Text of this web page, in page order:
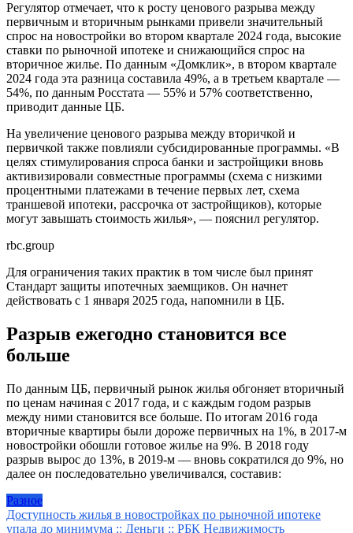
Регулятор отмечает, что к росту ценового разрыва между
первичным и вторичным рынками привели значительный
спрос на новостройки во втором квартале 2024 года, высокие
ставки по рыночной ипотеке и снижающийся спрос на
вторичное жилье. По данным «Домклик», в втором квартале
2024 года эта разница составила 49%, а в третьем квартале —
54%, по данным Росстата — 55% и 57% соответственно,
приводит данные ЦБ.
На увеличение ценового разрыва между вторичкой и
первичкой также повлияли субсидированные программы. «В
целях стимулирования спроса банки и застройщики вновь
активизировали совместные программы (схема с низкими
процентными платежами в течение первых лет, схема
траншевой ипотеки, рассрочка от застройщиков), которые
могут завышать стоимость жилья», — пояснил регулятор.
rbc.group
Для ограничения таких практик в том числе был принят
Стандарт защиты ипотечных заемщиков. Он начнет
действовать с 1 января 2025 года, напомнили в ЦБ.
Разрыв ежегодно становится все
больше
По данным ЦБ, первичный рынок жилья обгоняет вторичный
по ценам начиная с 2017 года, и с каждым годом разрыв
между ними становится все больше. По итогам 2016 года
вторичные квартиры были дороже первичных на 1%, в 2017-м
новостройки обошли готовое жилье на 9%. В 2018 году
разрыв вырос до 13%, в 2019-м — вновь сократился до 9%, но
далее он последовательно увеличивался, составив:
Разное
Навигация
Доступность жилья в новостройках по рыночной ипотеке
упала до минимума :: Деньги :: РБК Недвижимость